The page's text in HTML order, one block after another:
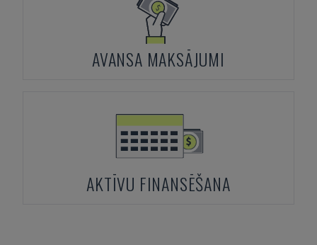
AVANSA MAKSĀJUMI
AKTĪVU FINANSĒŠANA